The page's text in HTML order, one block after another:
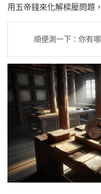
用五帝錢來化解樑壓問題
順便測一下：你有